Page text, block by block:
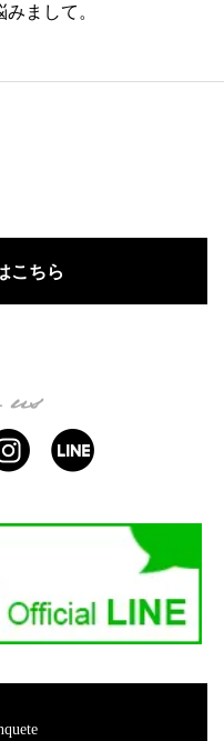
まして。
こちら